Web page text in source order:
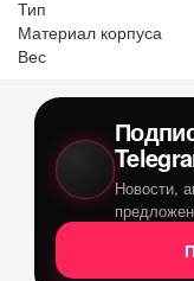
Тип
Материал корпуса
Вес
Новости,